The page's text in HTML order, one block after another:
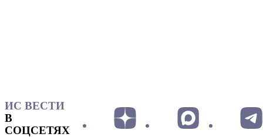
ИС ВЕСТИ
В
СОЦСЕТЯХ